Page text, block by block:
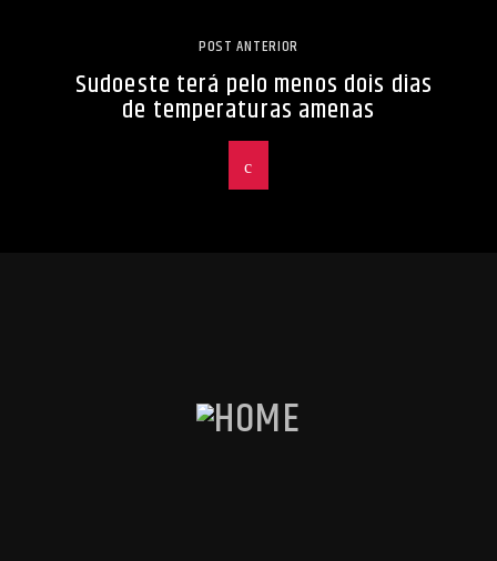
POST ANTERIOR
Sudoeste terá pelo menos dois dias
de temperaturas amenas